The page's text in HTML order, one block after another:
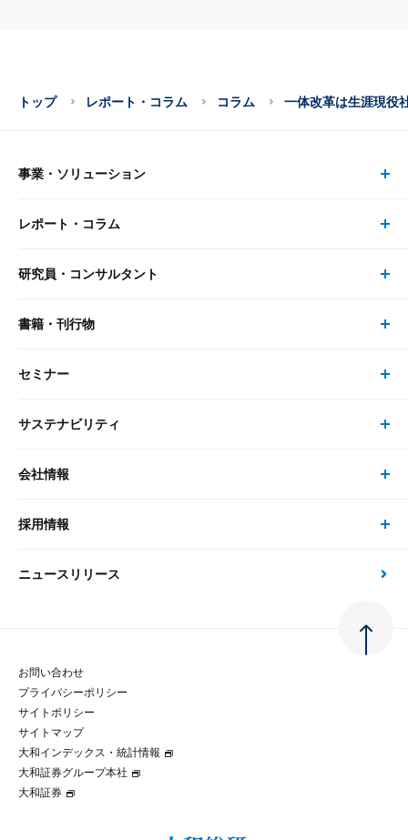
トップ レポート・コラム コラム 一体改革は生涯現役
事業・ソリューション
事業・ソリューション トップ
リサーチ
大和総研の強み
先端テクノロジーに基づく新たな価値の創出
レポート・コラム
レポート・コラム トップ
最新のレポート・コラム
政策分析
金融経済教育等
コラム
研究員・コンサルタント
研究員・コンサルタント トップ
研究員
書籍・刊行物
書籍・刊行物 トップ
書籍
セミナー
セミナー トップ
現在受付中のセミナー・イベント
サステナビリティ
サステナビリティの取り組み
次世代社会への貢献
マルチステークホルダー方針
パートナーシップ構築宣言
会社情報
会社情報 トップ
会社概要・役員一覧
大和総研の歩み
グループ会社
採用情報
採用情報 トップ
経験者採用
ニュースリリース
お問い合わせ
プライバシーポリシー
サイトポリシー
サイトマップ
大和インデックス・統計情報
大和証券グループ本社
大和証券